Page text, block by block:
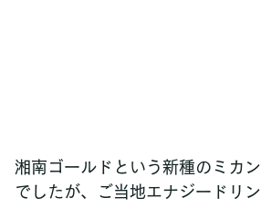
湘南ゴールドという新種のミカ
でしたが、ご当地エナジードリ